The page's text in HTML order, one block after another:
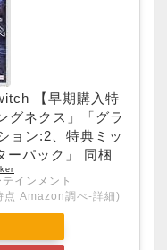
【早期購入特
グネクス」「グラ
ョン:2、特典ミッ
ーパック」 同梱
インメント
Amazon調べ-詳細)